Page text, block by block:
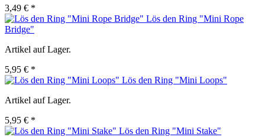
3,49 € *
Lös den Ring "Mini Rope
Bridge"
Artikel auf Lager.
5,95 € *
Lös den Ring "Mini Loops"
Artikel auf Lager.
5,95 € *
Lös den Ring "Mini Stake"